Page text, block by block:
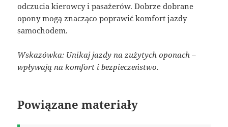
odczucia kierowcy i pasażerów. Dobrze dobrane
opony mogą znacząco poprawić komfort jazdy
samochodem.
Wskazówka: Unikaj jazdy na zużytych oponach –
wpływają na komfort i bezpieczeństwo.
Powiązane materiały